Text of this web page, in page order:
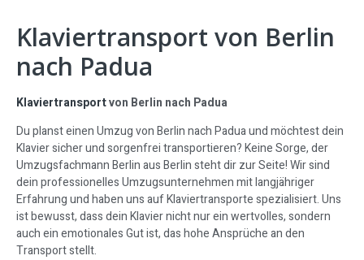
Klaviertransport von Berlin
nach Padua
Klaviertransportvon Berlin nach Padua
Du planst einen Umzug von Berlin nach Padua und möchtest dein
Klavier sicher und sorgenfrei transportieren? Keine Sorge, der
Umzugsfachmann Berlin aus Berlin steht dir zur Seite! Wir sind
dein professionelles Umzugsunternehmen mit langjähriger
Erfahrung und haben uns auf Klaviertransporte spezialisiert. Uns
ist bewusst, dass dein Klavier nicht nur ein wertvolles, sondern
auch ein emotionales Gut ist, das hohe Ansprüche an den
Transport stellt.